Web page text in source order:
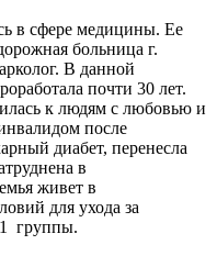
в сфере медицины. Ее
больница г.
В данной
почти 30 лет.
к людям с любовью и
после
диабет, перенесла
в
живет в
для ухода за
группы.